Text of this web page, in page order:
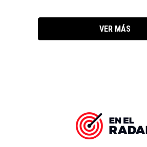
VER MÁS